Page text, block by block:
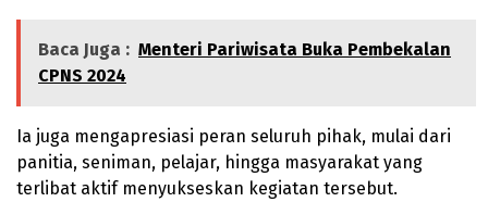
Baca Juga : Menteri Pariwisata Buka Pembekalan
CPNS 2024
Ia juga mengapresiasi peran seluruh pihak, mulai dari
panitia, seniman, pelajar, hingga masyarakat yang
terlibat aktif menyukseskan kegiatan tersebut.